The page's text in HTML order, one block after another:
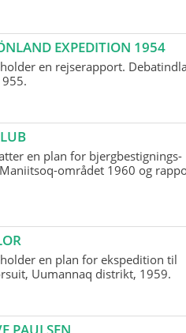
EXPEDITION 1954
en rejserapport.
en plan for bjergbestignings-
området 1960 og
en plan for ekspedition til
Uumannaq distrikt, 1959.
PAULSEN